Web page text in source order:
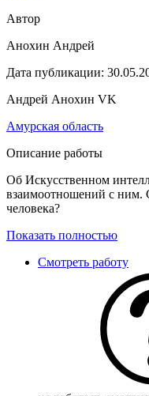
Автор
Анохин Андрей
Дата публикации:
Андрей Анохин VK
Амурская область
Описание работы
Об Искусственном
взаимоотношений с ним.
человека?
Показать полностью
Смотреть работу